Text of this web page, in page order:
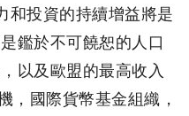
和投資的持續增益將是
鑑於不可饒恕的人口
以及歐盟的最高收入
，國際貨幣基金組織，